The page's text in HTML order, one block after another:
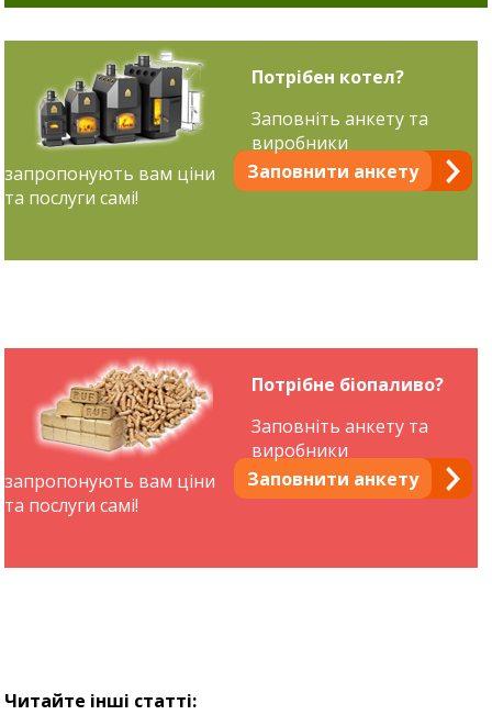
Потрібен котел?
Заповнити анкету
Заповніть анкету та
виробники
запропонують вам ціни
та послуги самі!
Потрібне біопаливо?
Заповнити анкету
Заповніть анкету та
виробники
запропонують вам ціни
та послуги самі!
Читайте інші статті: